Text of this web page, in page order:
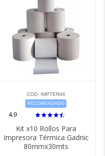
COD. IMPTER46
RECOMENDADO
4.9
Kit x10 Rollos Para
Impresora Térmica Gadnic
80mmx30mts